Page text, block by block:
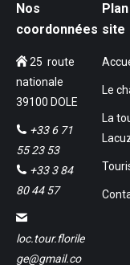
Nos
coordonnées
25 route
nationale
39100 DOLE
+33 6 71
55 23 53
+33 3 84
80 44 57
loc.tour.florile
ge@gmail.co
site
Le
La